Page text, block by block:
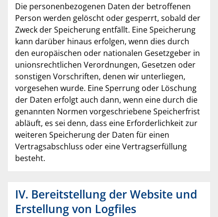
Die personenbezogenen Daten der betroffenen
Person werden gelöscht oder gesperrt, sobald der
Zweck der Speicherung entfällt. Eine Speicherung
kann darüber hinaus erfolgen, wenn dies durch
den europäischen oder nationalen Gesetzgeber in
unionsrechtlichen Verordnungen, Gesetzen oder
sonstigen Vorschriften, denen wir unterliegen,
vorgesehen wurde. Eine Sperrung oder Löschung
der Daten erfolgt auch dann, wenn eine durch die
genannten Normen vorgeschriebene Speicherfrist
abläuft, es sei denn, dass eine Erforderlichkeit zur
weiteren Speicherung der Daten für einen
Vertragsabschluss oder eine Vertragserfüllung
besteht.
IV. Bereitstellung der Website und
Erstellung von Logfiles